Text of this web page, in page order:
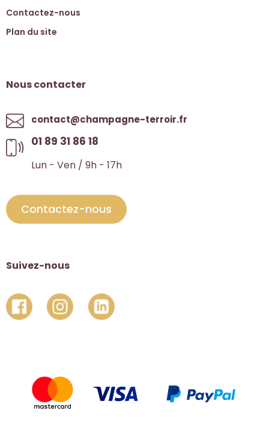
Contactez-nous
Plan du site
Nous contacter
contact@champagne-terroir.fr
01 89 31 86 18
Lun - Ven / 9h - 17h
Contactez-nous
Suivez-nous